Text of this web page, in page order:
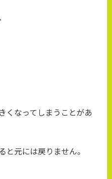
くなってしまうことがあ
と元には戻りません。